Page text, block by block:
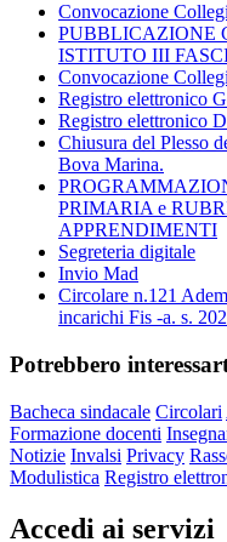
Convocazione
PUBBLICAZIONE
ISTITUTO III
Convocazione
Registro elettronico
Registro elettronico
Chiusura del Plesso
Bova Marina.
PRIMARIA e
APPRENDIMENTI
Segreteria digitale
Invio Mad
Circolare n.121
incarichi Fis -a. s.
Potrebbero
Bacheca sindacale Circolari
Formazione docenti
Notizie Invalsi Privacy
Modulistica Registro
Accedi ai servizi